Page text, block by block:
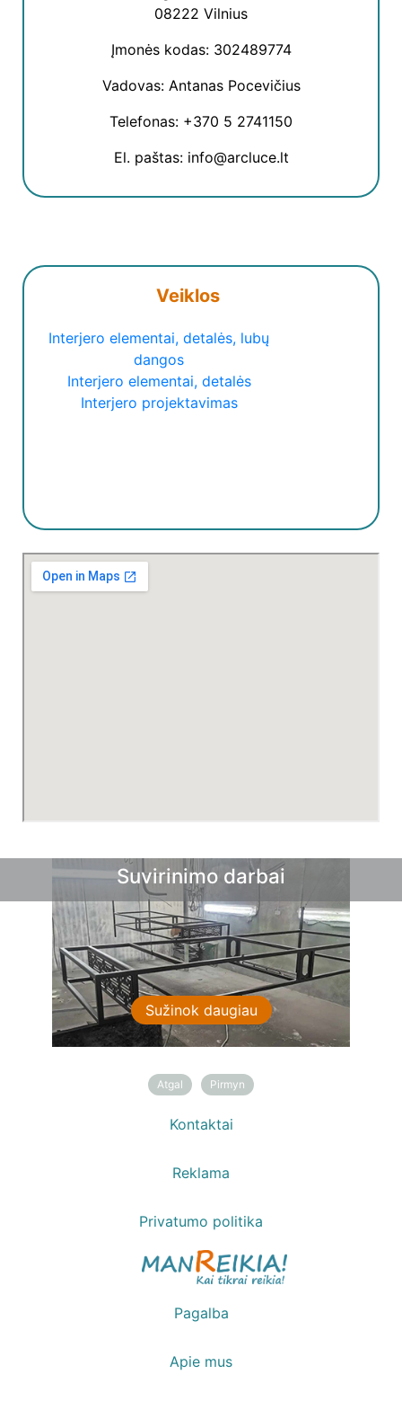
08222 Vilnius
Įmonės kodas: 302489774
Vadovas: Antanas Pocevičius
Telefonas: +370 5 2741150
El. paštas: info@arcluce.lt
Veiklos
Interjero elementai, detalės, lubų
dangos
Interjero elementai, detalės
Interjero projektavimas
Suvirinimo darbai
Sužinok daugiau
Sprendimai sodui
Sužinok daugiau
Atgal Pirmyn
Kontaktai
Reklama
Privatumo politika
Pagalba
Apie mus